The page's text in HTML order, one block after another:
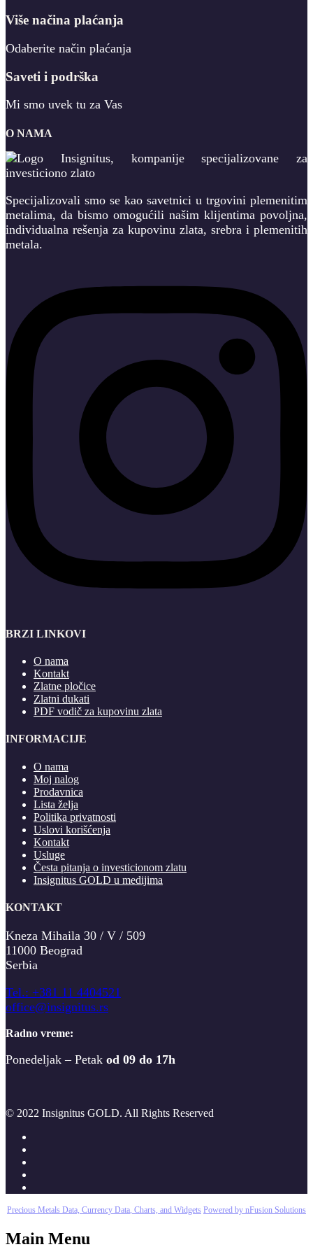
Više načina plaćanja
Odaberite način plaćanja
Saveti i podrška
Mi smo uvek tu za Vas
O NAMA
Specijalizovali smo se kao savetnici u trgovini plemenitim
metalima, da bismo omogućili našim klijentima povoljna,
individualna rešenja za kupovinu zlata, srebra i plemenitih
metala.
BRZI LINKOVI
O nama
Kontakt
Zlatne pločice
Zlatni dukati
PDF vodič za kupovinu zlata
INFORMACIJE
O nama
Moj nalog
Prodavnica
Lista želja
Politika privatnosti
Uslovi korišćenja
Kontakt
Usluge
Česta pitanja o investicionom zlatu
Insignitus GOLD u medijima
KONTAKT
Kneza Mihaila 30 / V / 509
11000 Beograd
Serbia
Tel.: +381 11 4404521
office@insignitus.rs
Radno vreme:
Ponedeljak – Petak od 09 do 17h
© 2022 Insignitus GOLD. All Rights Reserved
Precious Metals Data, Currency Data, Charts, and Widgets Powered by nFusion Solutions
Main Menu